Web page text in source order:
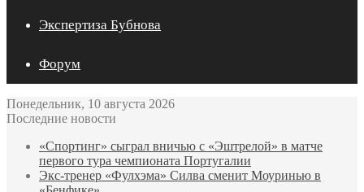
Экспертиза Бубнова
Форум
Понедельник, 10 августа 2026
Последние новости
«Спортинг» сыграл вничью с «Эштрелой» в матче
первого тура чемпионата Португалии
Экс‑тренер «Фулхэма» Силва сменит Моуринью в